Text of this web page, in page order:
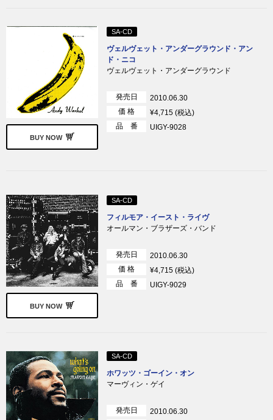
BUY NOW
SA-CD
ヴェルヴェット・アンダーグラウンド・アン
ド・ニコ
ヴェルヴェット・アンダーグラウンド
発売日
2010.06.30
価 格
¥4,715 (税込)
品 番
UIGY-9028
BUY NOW
SA-CD
フィルモア・イースト・ライヴ
オールマン・ブラザーズ・バンド
発売日
2010.06.30
価 格
¥4,715 (税込)
品 番
UIGY-9029
SA-CD
ホワッツ・ゴーイン・オン
マーヴィン・ゲイ
発売日
2010.06.30